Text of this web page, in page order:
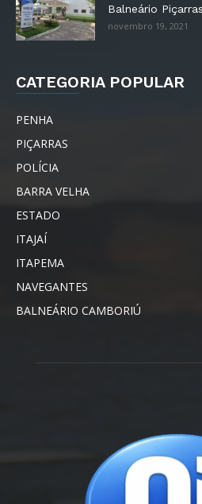
Balneário
novembro 19, 2021
CATEGORIA POPULAR
PENHA
PIÇARRAS
POLÍCIA
BARRA VELHA
ESTADO
ITAJAÍ
ITAPEMA
NAVEGANTES
BALNEÁRIO CAMBORIÚ